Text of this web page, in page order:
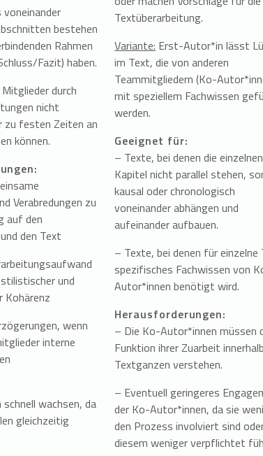
bestehen
Rahmen
Fazit) haben.
durch
nicht
zu festen Zeiten an
können.
Verabredungen zu
auf den
den Text
und
Kohärenz
wenn
interne
wachsen, da
gleichzeitig
Textüberarbeitung.
Variante: Erst-Autor*in lässt
im Text, die von anderen
Teammitgliedern (Ko-
mit speziellem Fachwissen
werden.
Geeignet für:
– Texte, bei denen die einzelnen
Kapitel nicht parallel stehen,
kausal oder chronologisch
voneinander abhängen und
aufeinander aufbauen.
– Texte, bei denen für einzelne
spezifisches Fachwissen von
Autor*innen benötigt wird.
Herausforderungen:
– Die Ko-Autor*innen müssen
Funktion ihrer Zuarbeit
Textganzen verstehen.
– Eventuell geringeres
der Ko-Autor*innen, da sie
den Prozess involviert sind
diesem weniger verpflichtet